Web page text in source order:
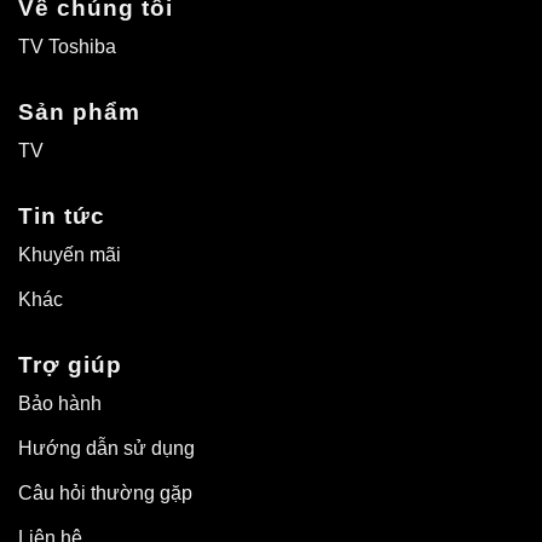
Về chúng tôi
TV Toshiba
Sản phẩm
TV
Tin tức
Khuyến mãi
Khác
Trợ giúp
Bảo hành
Hướng dẫn sử dụng
Câu hỏi thường gặp
Liên hệ